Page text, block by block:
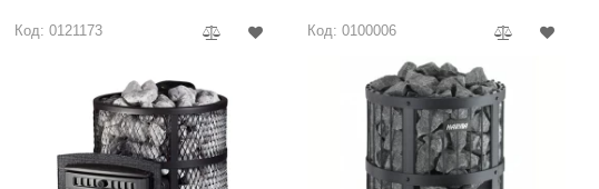
Руспанель
Код: 0121173 Код: 0100006